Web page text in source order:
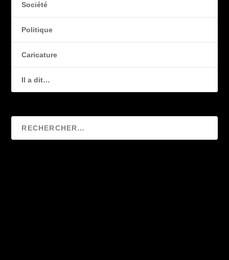
Société
Politique
Caricature
Il a dit…